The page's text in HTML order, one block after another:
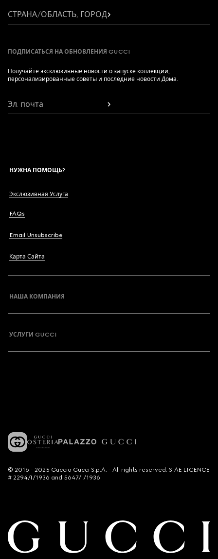
СТРАНА/ОБЛАСТЬ, ГОРОД
ПОДПИСАТЬСЯ НА ОБНОВЛЕНИЯ GUCCI
Получайте эксклюзивные новости о запуске коллекции,
персонализированные советы и последние новости Дома.
Эл. почта
НУЖНА ПОМОЩЬ?
Экслюзивная Услуга
FAQs
Email Unsubscribe
Карта Сайта
НАША КОМПАНИЯ
УСЛУГИ GUCCI
© 2016 - 2025 Guccio Gucci S.p.A. - All rights reserved. SIAE LICENCE
# 2294/I/1936 and 5647/I/1936